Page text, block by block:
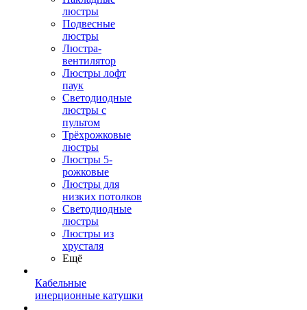
люстры
Подвесные
люстры
Люстра-
вентилятор
Люстры лофт
паук
Светодиодные
люстры с
пультом
Трёхрожковые
люстры
Люстры 5-
рожковые
Люстры для
низких потолков
Cветодиодные
люстры
Люстры из
хрусталя
Ещё
Кабельные
инерционные катушки